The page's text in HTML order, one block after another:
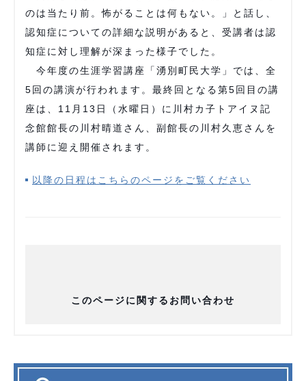
のは当たり前。怖がることは何もない。」と話し、
認知症についての詳細な説明があると、受講者は認
知症に対し理解が深まった様子でした。
今年度の生涯学習講座「湧別町民大学」では、全
5回の講演が行われます。最終回となる第5回目の講
座は、11月13日（水曜日）に川村カ子トアイヌ記
念館館長の川村晴道さん、副館長の川村久恵さんを
講師に迎え開催されます。
以降の日程はこちらのページをご覧ください
このページに関するお問い合わせ